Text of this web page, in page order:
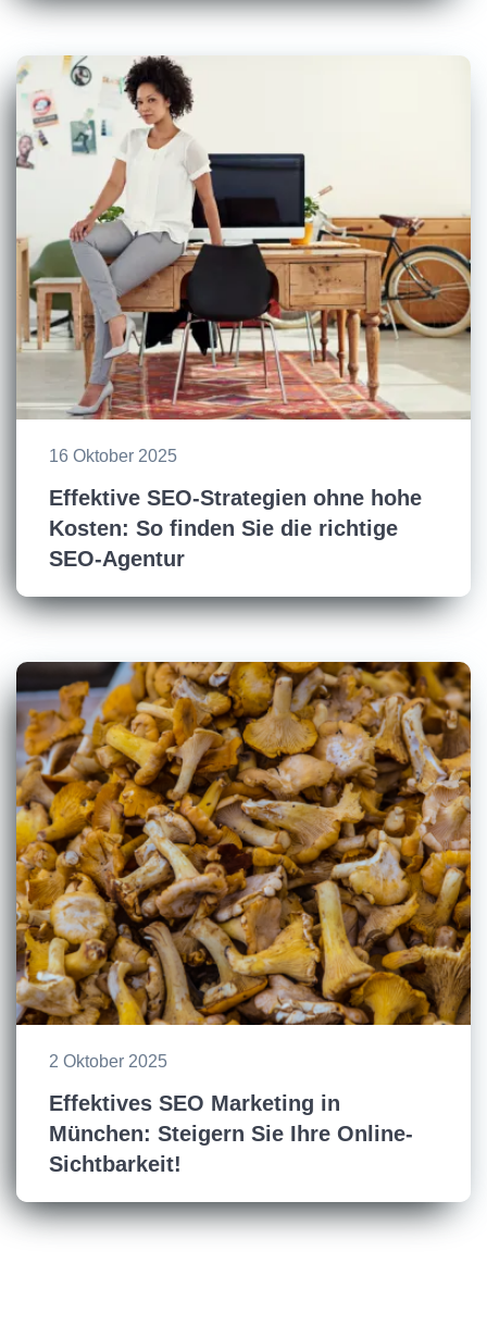
16 Oktober 2025
Effektive SEO-Strategien ohne hohe
Kosten: So finden Sie die richtige
SEO-Agentur
2 Oktober 2025
Effektives SEO Marketing in
München: Steigern Sie Ihre Online-
Sichtbarkeit!